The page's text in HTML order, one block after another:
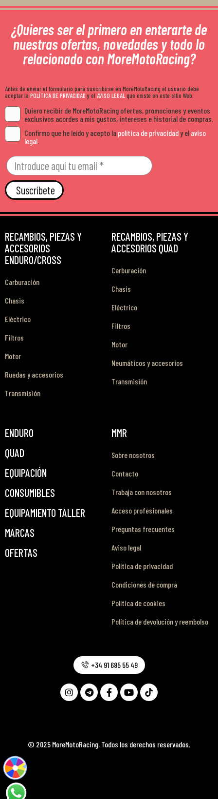
¿Quieres ser el primero en enterarte de
nuestras ofertas, novedades y todo lo
relacionado con MoreMotoRacing?
Antes de enviar el formulario para suscribirse en MoreMotoRacing el usuario debe
aceptar la POLÍTICA DE PRIVACIDADy el AVISO LEGALque existe en este sitio Web.
Quiero recibir de MoreMotoRacing ofertas, promociones y eventos
exclusivos acordes a mis gustos, intereses e historial de compras.
Confirmo que he leído y acepto la política de privacidady el aviso
legal
Suscríbete
RECAMBIOS, PIEZAS Y
ACCESORIOS
ENDURO/CROSS
Carburación
Chasis
Eléctrico
Filtros
Motor
Ruedas y accesorios
Transmisión
RECAMBIOS, PIEZAS Y
ACCESORIOS QUAD
Carburación
Chasis
Eléctrico
Filtros
Motor
Neumáticos y accesorios
Transmisión
ENDURO
QUAD
EQUIPACIÓN
CONSUMIBLES
EQUIPAMIENTO TALLER
MARCAS
OFERTAS
MMR
Sobre nosotros
Contacto
Trabaja con nosotros
Acceso profesionales
Preguntas frecuentes
Aviso legal
Política de privacidad
Condiciones de compra
Política de cookies
Política de devolución y reembolso
© 2025 MoreMotoRacing. Todos los derechos reservados.
+34 91 685 55 49